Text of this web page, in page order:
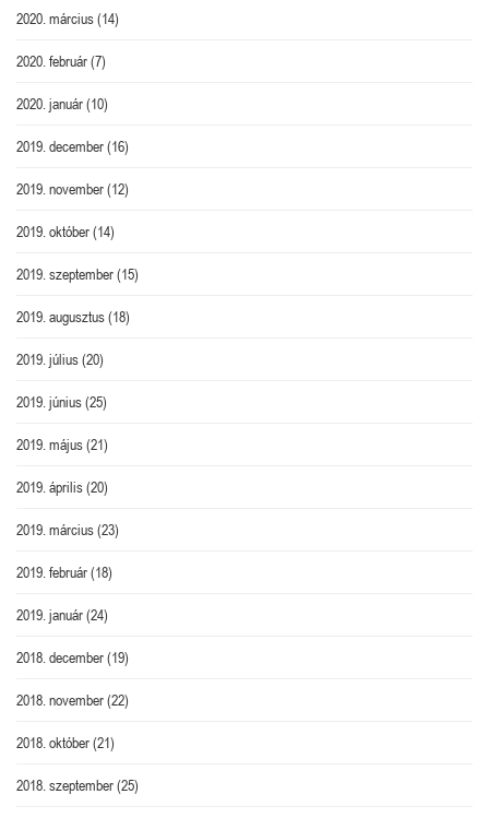
2020. március(14)
2020. február(7)
2020. január(10)
2019. december(16)
2019. november(12)
2019. október(14)
2019. szeptember(15)
2019. augusztus(18)
2019. július(20)
2019. június(25)
2019. május(21)
2019. április(20)
2019. március(23)
2019. február(18)
2019. január(24)
2018. december(19)
2018. november(22)
2018. október(21)
2018. szeptember(25)